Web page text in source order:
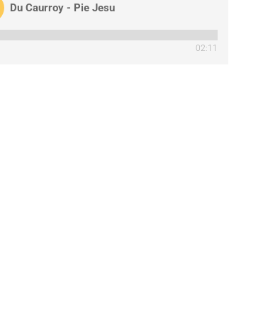
Du Caurroy - Pie Jesu
02:11